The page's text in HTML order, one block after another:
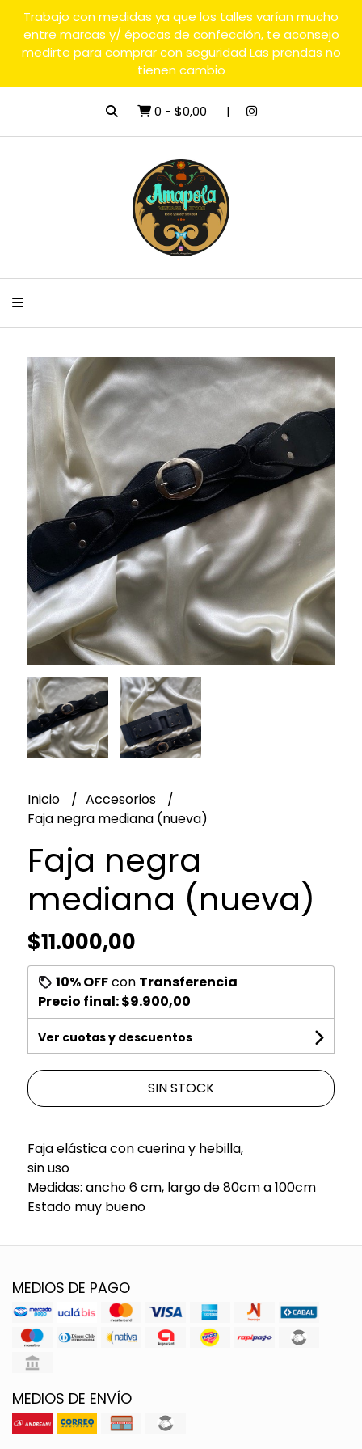
Trabajo con medidas ya que los talles varían mucho
entre marcas y/ épocas de confección, te aconsejo
medirte para comprar con seguridad Las prendas no
tienen cambio
0 - $0,00
Inicio
Accesorios
Faja negra mediana (nueva)
Faja negra
mediana (nueva)
$11.000,00
10% OFFcon Transferencia
Precio final:$9.900,00
Ver cuotas y descuentos
SIN STOCK
Faja elástica con cuerina y hebilla,
sin uso
Medidas: ancho 6 cm, largo de 80cm a 100cm
Estado muy bueno
MEDIOS DE PAGO
MEDIOS DE ENVÍO